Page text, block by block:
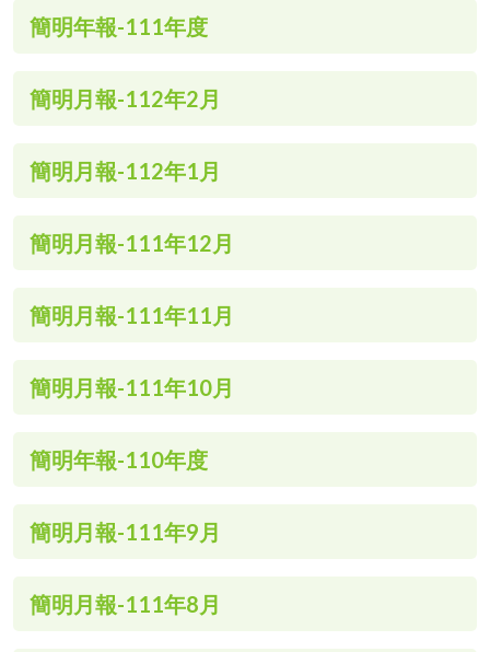
簡明年報-111年度
簡明月報-112年2月
簡明月報-112年1月
簡明月報-111年12月
簡明月報-111年11月
簡明月報-111年10月
簡明年報-110年度
簡明月報-111年9月
簡明月報-111年8月